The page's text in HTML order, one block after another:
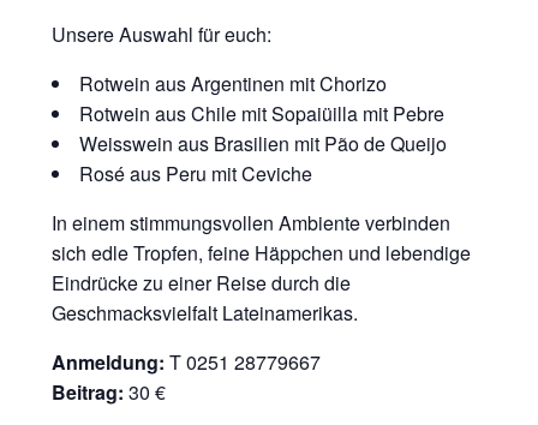
Unsere Auswahl für euch:
Rotwein aus Argentinen mit Chorizo
Rotwein aus Chile mit Sopaiüilla mit Pebre
Weisswein aus Brasilien mit Pão de Queijo
Rosé aus Peru mit Ceviche
In einem stimmungsvollen Ambiente verbinden
sich edle Tropfen, feine Häppchen und lebendige
Eindrücke zu einer Reise durch die
Geschmacksvielfalt Lateinamerikas.
Anmeldung: T 0251 28779667
Beitrag: 30 €